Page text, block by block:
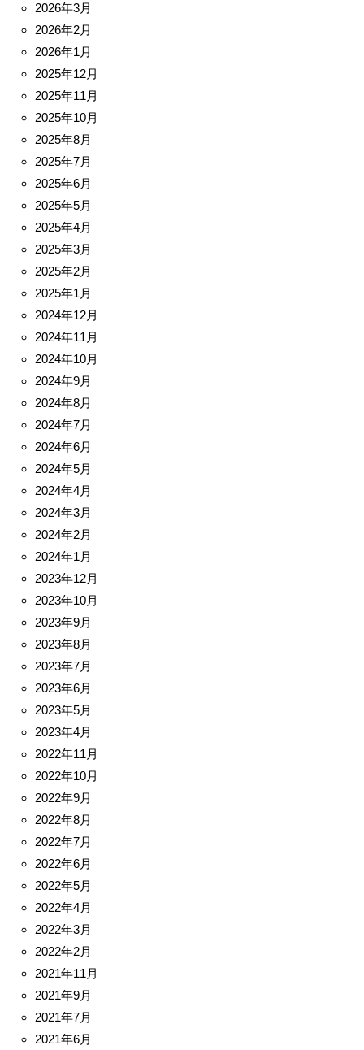
2026年3月
2026年2月
2026年1月
2025年12月
2025年11月
2025年10月
2025年8月
2025年7月
2025年6月
2025年5月
2025年4月
2025年3月
2025年2月
2025年1月
2024年12月
2024年11月
2024年10月
2024年9月
2024年8月
2024年7月
2024年6月
2024年5月
2024年4月
2024年3月
2024年2月
2024年1月
2023年12月
2023年10月
2023年9月
2023年8月
2023年7月
2023年6月
2023年5月
2023年4月
2022年11月
2022年10月
2022年9月
2022年8月
2022年7月
2022年6月
2022年5月
2022年4月
2022年3月
2022年2月
2021年11月
2021年9月
2021年7月
2021年6月